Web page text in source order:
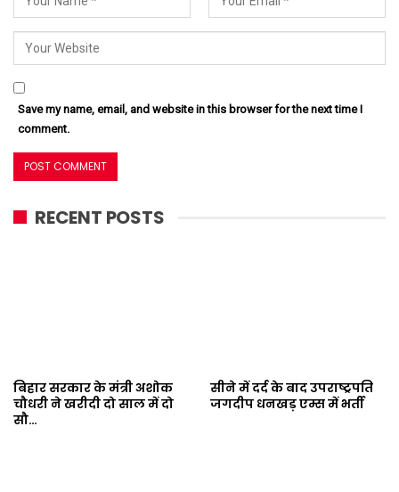
Save my name, email, and website in this browser for the next time I
comment.
RECENT POSTS
बिहार सरकार के मंत्री अशोक
चौधरी ने खरीदी दो साल में दो
सौ…
सीने में दर्द के बाद उपराष्ट्रपति
जगदीप धनखड़ एम्स में भर्ती